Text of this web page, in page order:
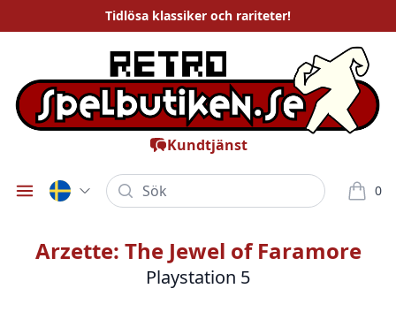
Tidlösa klassiker och rariteter!
Kundtjänst
Öppna meny
Sök 0
varor i
Arzette: The Jewel of Faramore
Playstation 5